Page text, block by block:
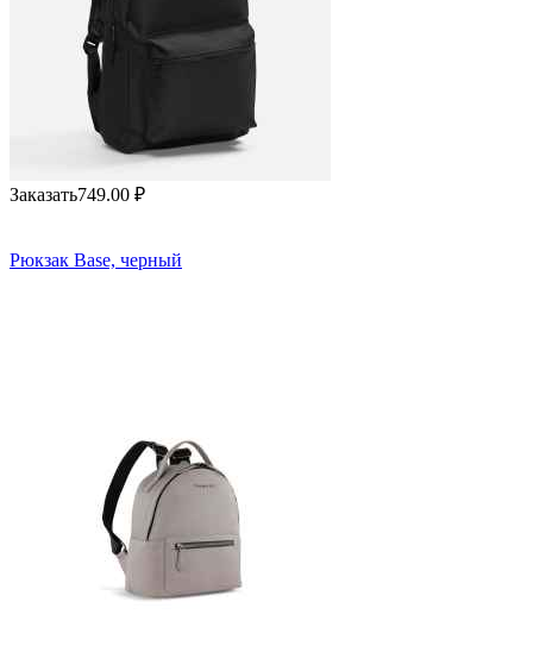
Заказать749.00 ₽
Рюкзак Base, черный